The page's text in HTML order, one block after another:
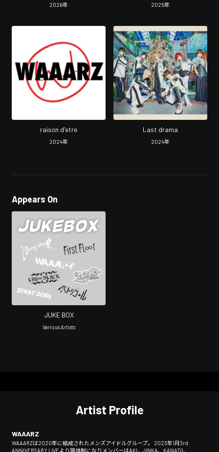
2026年 2025年
raison d'etre
2024年
Last drama
2024年
Appears On
JUKE BOX
Various Artists
Artist Profile
WAAARZ
WAAARZは2020年に結成されたメンズアイドルグループ。 2023年1月3rd
ANNIVERSARY LIVEより現体制になりメンバーはAKI、JINKA、KANATO、